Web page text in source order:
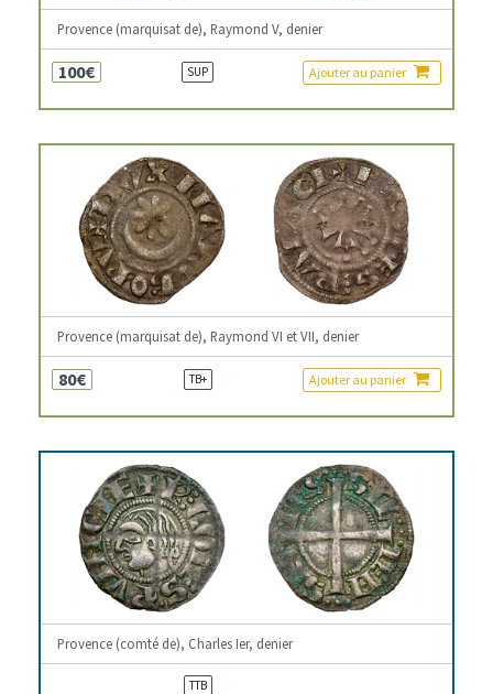
Provence (marquisat de), Raymond V, denier
100€ SUP Ajouter au panier
Provence (marquisat de), Raymond VI et VII, denier
80€ TB+ Ajouter au panier
Provence (comté de), Charles Ier, denier
TTB